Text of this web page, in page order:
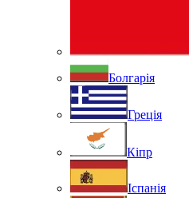
Болгарія
Греція
Кіпр
Іспанія